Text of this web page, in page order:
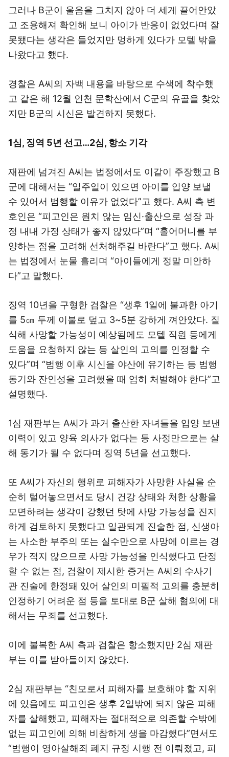
그러나 B군이 울음을 그치지 않아 더 세게 끌어안았
고 조용해져 확인해 보니 아이가 반응이 없었다며 잘
못됐다는 생각은 들었지만 멍하게 있다가 모텔 밖을
나왔다고 했다.
경찰은 A씨의 자백 내용을 바탕으로 수색에 착수했
고 같은 해 12월 인천 문학산에서 C군의 유골을 찾았
지만 B군의 시신은 발견하지 못했다.
1심, 징역 5년 선고…2심, 항소 기각
재판에 넘겨진 A씨는 법정에서도 이같이 주장했고 B
군에 대해서는 “일주일이 있으면 아이를 입양 보낼
수 있어서 범행할 이유가 없었다”고 했다. A씨 측 변
호인은 “피고인은 원치 않는 임신·출산으로 성장 과
정 내내 가정 상태가 좋지 않았다”며 “홀어머니를 부
양하는 점을 고려해 선처해주길 바란다”고 했다. A씨
는 법정에서 눈물 흘리며 “아이들에게 정말 미안하
다”고 말했다.
징역 10년을 구형한 검찰은 “생후 1일에 불과한 아기
를 5㎝ 두께 이불로 덮고 3~5분 강하게 껴안았다. 질
식해 사망할 가능성이 예상됨에도 모텔 직원 등에게
도움을 요청하지 않는 등 살인의 고의를 인정할 수
있다”며 “범행 이후 시신을 야산에 유기하는 등 범행
동기와 잔인성을 고려했을 때 엄히 처벌해야 한다”고
설명했다.
1심 재판부는 A씨가 과거 출산한 자녀들을 입양 보낸
이력이 있고 양육 의사가 없다는 등 사정만으로는 살
해 동기가 될 수 없다며 징역 5년을 선고했다.
또 A씨가 자신의 행위로 피해자가 사망한 사실을 순
순히 털어놓으면서도 당시 건강 상태와 처한 상황을
모면하려는 생각이 강했던 탓에 사망 가능성을 진지
하게 검토하지 못했다고 일관되게 진술한 점, 신생아
는 사소한 부주의 또는 실수만으로 사망에 이르는 경
우가 적지 않으므로 사망 가능성을 인식했다고 단정
할 수 없는 점, 검찰이 제시한 증거는 A씨의 수사기
관 진술에 한정돼 있어 살인의 미필적 고의를 충분히
인정하기 어려운 점 등을 토대로 B군 살해 혐의에 대
해서는 무죄를 선고했다.
이에 불복한 A씨 측과 검찰은 항소했지만 2심 재판
부는 이를 받아들이지 않았다.
2심 재판부는 “친모로서 피해자를 보호해야 할 지위
에 있음에도 피고인은 생후 2일밖에 되지 않은 피해
자를 살해했고, 피해자는 절대적으로 의존할 수밖에
없는 피고인에 의해 비참하게 생을 마감했다”면서도
“범행이 영아살해죄 폐지 규정 시행 전 이뤄졌고, 피